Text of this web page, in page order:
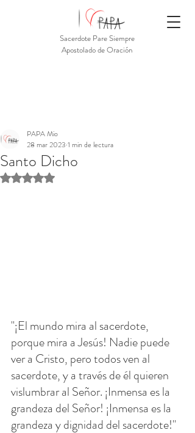
Sacerdote Pare Siempre
Apostolado de Oración
Santo Dicho
PAPA Mio
28 mar 2023 1 min de lectura
Obtuvo NaN de 5 estrellas.
"¡El mundo mira al sacerdote,
porque mira a Jesús! Nadie puede
ver a Cristo, pero todos ven al
sacerdote, y a través de él quieren
vislumbrar al Señor. ¡Inmensa es la
grandeza del Señor! ¡Inmensa es la
grandeza y dignidad del sacerdote!"